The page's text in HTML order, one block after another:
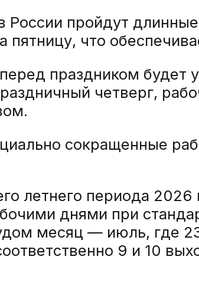
России пройдут
пятницу, что
праздником будет
четверг,
сокращенные
летнего периода
днями при
месяц — июль, где
9 и 10